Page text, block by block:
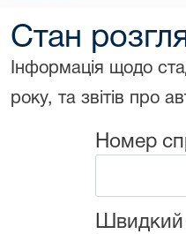
Стан
Інформація щодо
року, та звітів про
Номер
Швидкий